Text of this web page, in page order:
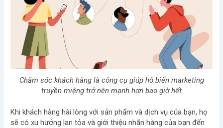
Chăm sóc khách hàng là công cụ giúp hô biến marketing
truyền miệng trở nên mạnh hơn bao giờ hết
Khi khách hàng hài lòng với sản phẩm và dịch vụ của bạn, họ
sẽ có xu hướng lan tỏa và giới thiệu nhãn hàng của bạn đến